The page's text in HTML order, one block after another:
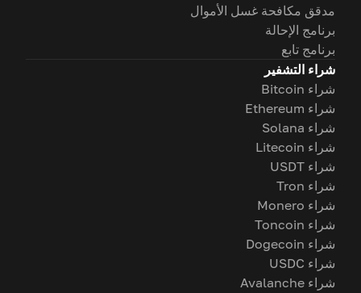
مدقق مكافحة غسل الأموال
برنامج الإحالة
برنامج تابع
شراء التشفير
شراء Bitcoin
شراء Ethereum
شراء Solana
شراء Litecoin
شراء USDT
شراء Tron
شراء Monero
شراء Toncoin
شراء Dogecoin
شراء USDC
شراء Avalanche